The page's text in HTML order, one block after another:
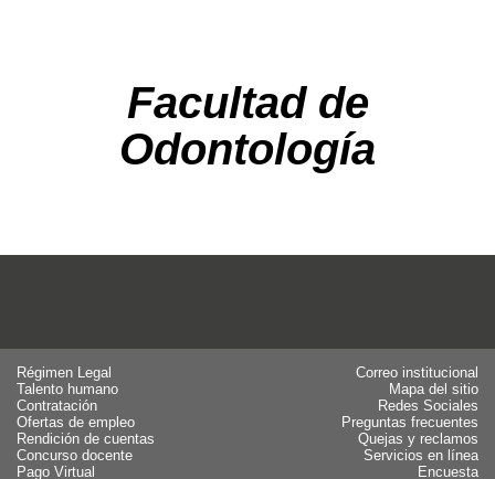
Facultad de
Odontología
Régimen Legal
Talento humano
Contratación
Ofertas de empleo
Rendición de cuentas
Concurso docente
Pago Virtual
Correo institucional
Mapa del sitio
Redes Sociales
Preguntas frecuentes
Quejas y reclamos
Servicios en línea
Encuesta